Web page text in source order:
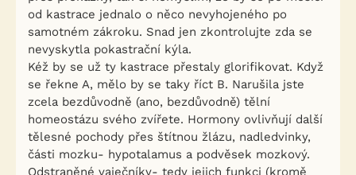
od kastrace jednalo o něco nevyhojeného po
samotném zákroku. Snad jen zkontrolujte zda se
nevyskytla pokastrační kýla.
Kéž by se už ty kastrace přestaly glorifikovat. Když
se řekne A, mělo by se taky říct B. Narušila jste
zcela bezdůvodně (ano, bezdůvodně) tělní
homeostázu svého zvířete. Hormony ovlivňují další
tělesné pochody přes štítnou žlázu, nadledvinky,
části mozku- hypotalamus a podvěsek mozkový.
Odstraněné vaječníky- tedy jejich funkci (kromě